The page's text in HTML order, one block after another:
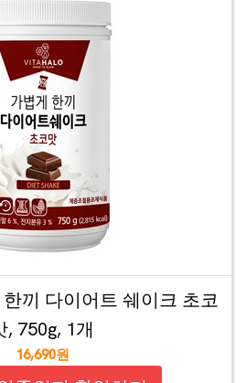
끼 다이어트 쉐이크 초코
, 750g, 1개
16,690원